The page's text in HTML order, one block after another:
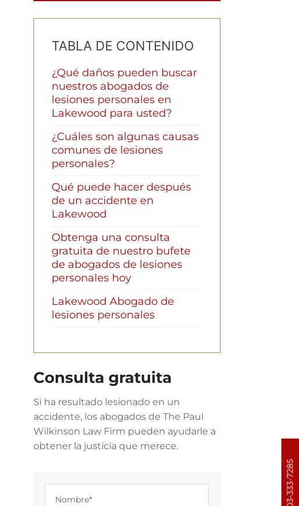
TABLA DE CONTENIDO
¿Qué daños pueden buscar
nuestros abogados de
lesiones personales en
Lakewood para usted?
¿Cuáles son algunas causas
comunes de lesiones
personales?
Qué puede hacer después
de un accidente en
Lakewood
Obtenga una consulta
gratuita de nuestro bufete
de abogados de lesiones
personales hoy
Lakewood Abogado de
lesiones personales
Consulta gratuita
Si ha resultado lesionado en un
accidente, los abogados de The Paul
Wilkinson Law Firm pueden ayudarle a
obtener la justicia que merece.
303-333-7285